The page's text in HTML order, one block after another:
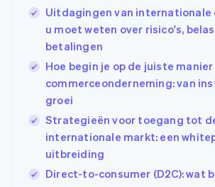
Uitdagingen van internationale
u moet weten over risico's,
betalingen
Hoe begin je op de juiste manier
commerceonderneming: van
groei
Strategieën voor toegang tot
internationale markt: een
uitbreiding
Direct-to-consumer (D2C): wat